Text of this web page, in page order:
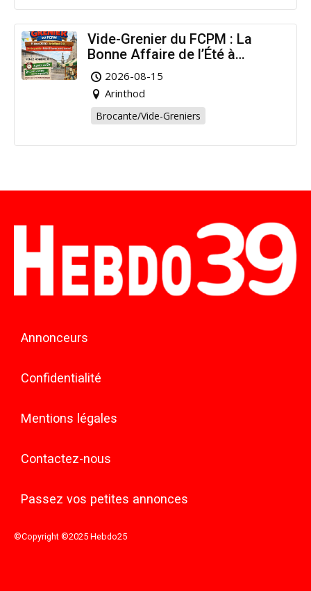
Vide-Grenier du FCPM : La
Bonne Affaire de l’Été à
Arinthod !
2026-08-15
Arinthod
Brocante/Vide-Greniers